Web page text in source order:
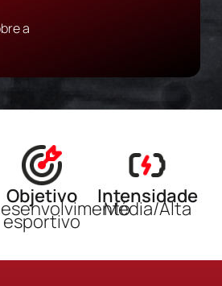
a
Objetivo
esportivo
Intensidade
Média/Alta